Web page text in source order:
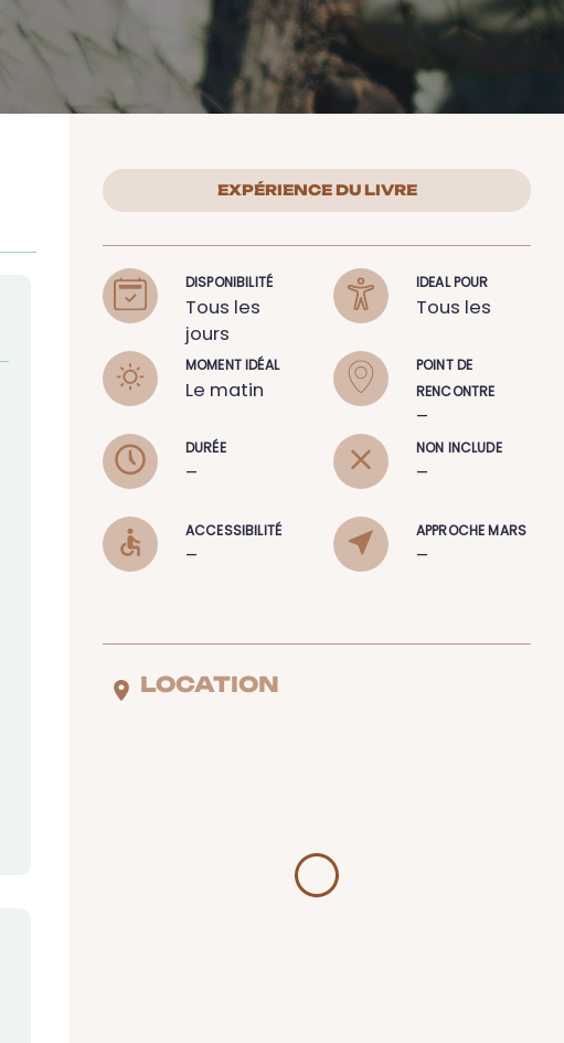
EXPÉRIENCE DU LIVRE
DISPONIBILITÉ
Tous les
jours
IDEAL POUR
Tous les
MOMENT IDÉAL
Le matin
POINT DE
RENCONTRE
–
DURÉE
–
NON INCLUDE
–
ACCESSIBILITÉ
–
APPROCHE MARS
–
LOCATION